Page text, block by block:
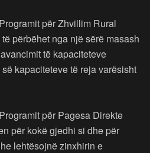
për Zhvillim Rural
përbëhet nga një sërë masash
të kapaciteteve
kapaciteteve të reja varësisht
për Pagesa Direkte
për kokë gjedhi si dhe për
lehtësojnë zinxhirin e